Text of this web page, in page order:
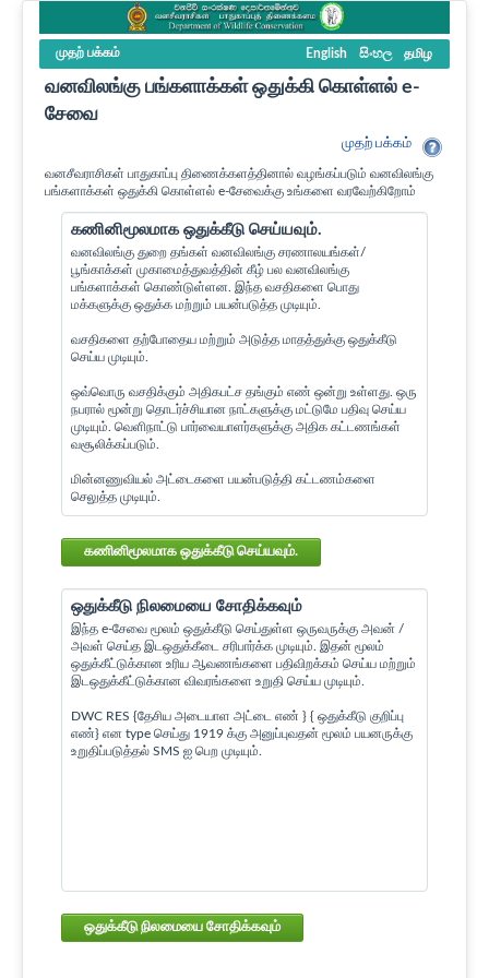
முதற் பக்கம் English සිංහල தமிழ
வனவிலங்கு பங்களாக்கள் ஒதுக்கி கொள்ளல் e-
சேவை
முதற் பக்கம்
வனசீவராசிகள் பாதுகாப்பு திணைக்களத்தினால் வழங்கப்படும் வனவிலங்கு
பங்களாக்கள் ஒதுக்கி கொள்ளல் e-சேவைக்கு உங்களை வரவேற்கிறோம்
கணினிமூலமாக ஒதுக்கீடு செய்யவும்.
வனவிலங்கு துறை தங்கள் வனவிலங்கு சரணாலயங்கள்/
பூங்காக்கள் முகாமைத்துவத்தின் கீழ் பல வனவிலங்கு
பங்களாக்கள் கொண்டுள்ளன. இந்த வசதிகளை பொது
மக்களுக்கு ஒதுக்க மற்றும் பயன்படுத்த முடியும்.
வசதிகளை தற்போதைய மற்றும் அடுத்த மாதத்துக்கு ஒதுக்கீடு
செய்ய முடியும்.
ஒவ்வொரு வசதிக்கும் அதிகபட்ச தங்கும் எண் ஒன்று உள்ளது. ஒரு
நபரால் மூன்று தொடர்ச்சியான நாட்களுக்கு மட்டுமே பதிவு செய்ய
முடியும். வெளிநாட்டு பார்வையாளர்களுக்கு அதிக கட்டணங்கள்
வசூலிக்கப்படும்.
மின்னணுவியல் அட்டைகளை பயன்படுத்தி கட்டணம்களை
செலுத்த முடியும்.
கணினிமூலமாக ஒதுக்கீடு செய்யவும்.
ஒதுக்கீடு நிலமையை சோதிக்கவும்
இந்த e-சேவை மூலம் ஒதுக்கீடு செய்துள்ள ஒருவருக்கு அவன் /
அவள் செய்த இடஒதுக்கீடை சரிபார்க்க முடியும். இதன் மூலம்
ஒதுக்கீட்டுக்கான உரிய ஆவணங்களை பதிவிறக்கம் செய்ய மற்றும்
இடஒதுக்கீட்டுக்கான விவரங்களை உறுதி செய்ய முடியும்.
DWC RES {தேசிய அடையாள அட்டை எண் } { ஒதுக்கீடு குறிப்பு
எண்} என type செய்து 1919 க்கு அனுப்புவதன் மூலம் பயனருக்கு
உறுதிப்படுத்தல் SMS ஐ பெற முடியும்.
ஒதுக்கீடு நிலமையை சோதிக்கவும்